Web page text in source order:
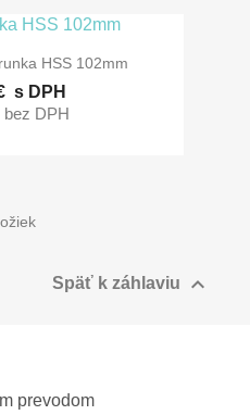
HSS 102mm
s DPH
bez DPH
Späť k záhlaviu 
prevodom